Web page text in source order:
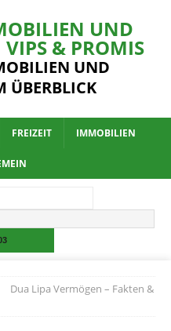
UND
& PROMIS
UND
ÜBERBLICK
FREIZEIT IMMOBILIEN
Dua Lipa Vermögen – Fakten &